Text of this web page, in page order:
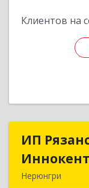
Клиентов на
ИП
Нерюнгри